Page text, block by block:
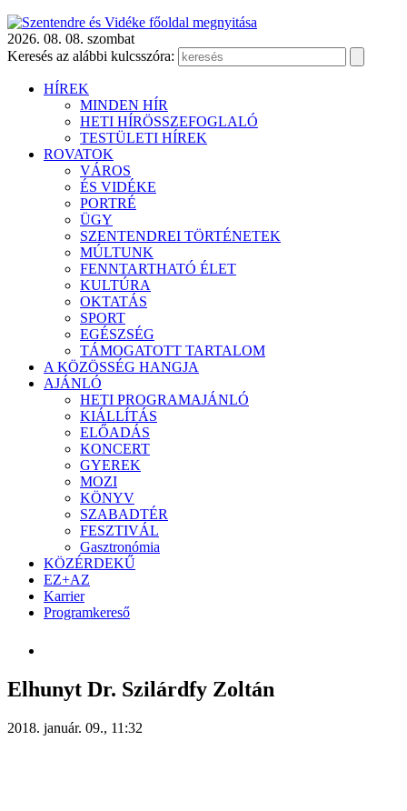
2026. 08. 08. szombat
Keresés az alábbi kulcsszóra:
HÍREK
MINDEN HÍR
HETI HÍRÖSSZEFOGLALÓ
TESTÜLETI HÍREK
ROVATOK
VÁROS
ÉS VIDÉKE
PORTRÉ
ÜGY
SZENTENDREI TÖRTÉNETEK
MÚLTUNK
FENNTARTHATÓ ÉLET
KULTÚRA
OKTATÁS
SPORT
EGÉSZSÉG
TÁMOGATOTT TARTALOM
A KÖZÖSSÉG HANGJA
AJÁNLÓ
HETI PROGRAMAJÁNLÓ
KIÁLLÍTÁS
ELŐADÁS
KONCERT
GYEREK
MOZI
KÖNYV
SZABADTÉR
FESZTIVÁL
Gasztronómia
KÖZÉRDEKŰ
EZ+AZ
Karrier
Programkereső
Elhunyt Dr. Szilárdfy Zoltán
2018. január. 09., 11:32